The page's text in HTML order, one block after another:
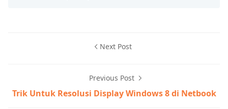
Next Post
Previous Post
Trik Untuk Resolusi Display Windows 8 di Netbook